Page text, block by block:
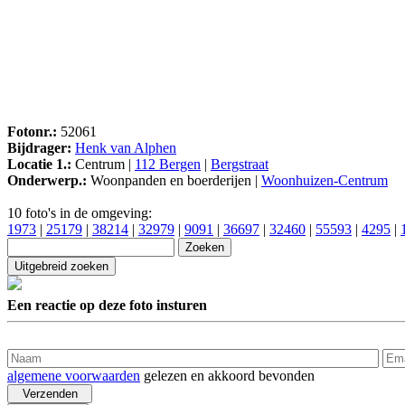
Fotonr.: 52061
Bijdrager: Henk van Alphen
Locatie 1.: Centrum | 112 Bergen
Bergstraat
Onderwerp.: Woonpanden en boerderijen | Woonhuizen-Centrum
10 foto's in de omgeving:
1973
25179 38214 32979 9091 36697 32460 55593 4295
Een reactie op deze foto insturen
algemene voorwaarden gelezen en akkoord bevonden